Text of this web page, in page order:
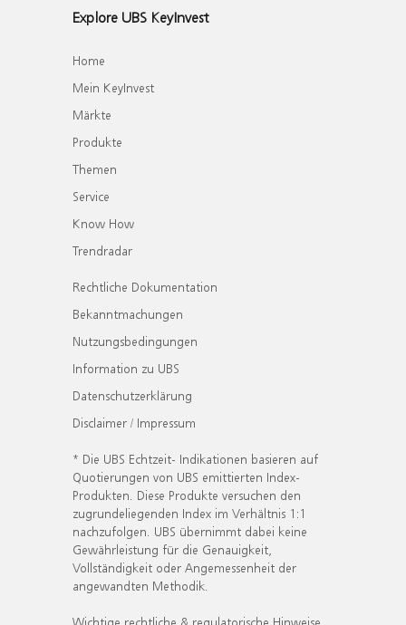
Explore UBS KeyInvest
Home
Mein KeyInvest
Märkte
Produkte
Themen
Service
Know How
Trendradar
Rechtliche Dokumentation
Bekanntmachungen
Nutzungsbedingungen
Information zu UBS
Datenschutzerklärung
Disclaimer / Impressum
* Die UBS Echtzeit- Indikationen basieren auf
Quotierungen von UBS emittierten Index-
Produkten. Diese Produkte versuchen den
zugrundeliegenden Index im Verhältnis 1:1
nachzufolgen. UBS übernimmt dabei keine
Gewährleistung für die Genauigkeit,
Vollständigkeit oder Angemessenheit der
angewandten Methodik.